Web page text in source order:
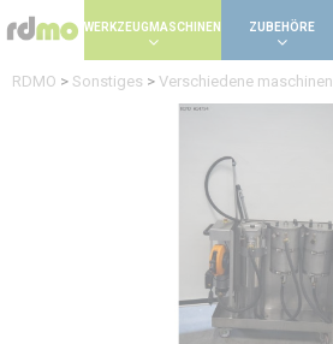
WERKZEUGMASCHINEN ZUBEHÖRE
RDMO > Sonstiges > Verschiedene maschinen